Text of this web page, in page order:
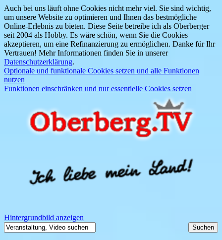
Auch bei uns läuft ohne Cookies nicht mehr viel. Sie sind wichtig,
um unsere Website zu optimieren und Ihnen das bestmögliche
Online-Erlebnis zu bieten. Diese Seite betreibe ich als Oberberger
seit 2004 als Hobby. Es wäre schön, wenn Sie die Cookies
akzeptieren, um eine Refinanzierung zu ermöglichen. Danke für Ihr
Vertrauen! Mehr Informationen finden Sie in unserer
Datenschutzerklärung.
Optionale und funktionale Cookies setzen und alle Funktionen
nutzen
Funktionen einschränken und nur essentielle Cookies setzen
Hintergrundbild anzeigen